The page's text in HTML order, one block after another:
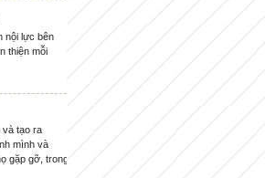
nội lực bên
thiện mỗi
và tạo ra
mình và
gặp gỡ, trong